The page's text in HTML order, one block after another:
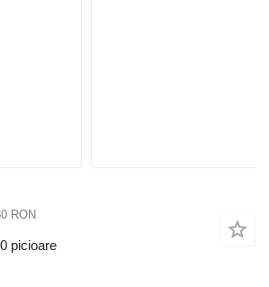
RON
picioare